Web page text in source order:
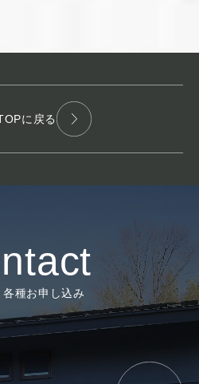
に戻る
各種お申し込み